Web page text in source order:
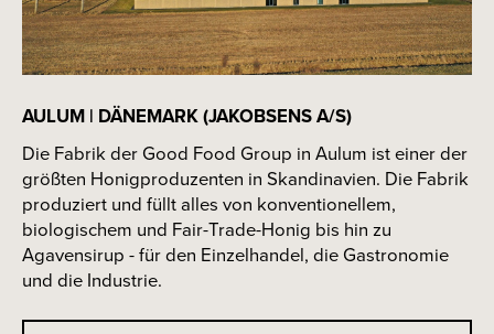
2021
2022
AULUM | DÄNEMARK (JAKOBSENS A/S)
Die Fabrik der Good Food Group in Aulum ist einer der
größten Honigproduzenten in Skandinavien. Die Fabrik
produziert und füllt alles von konventionellem,
biologischem und Fair-Trade-Honig bis hin zu
Agavensirup - für den Einzelhandel, die Gastronomie
und die Industrie.